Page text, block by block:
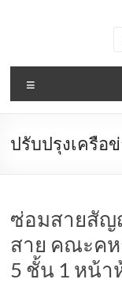
ปรับปรุงเครือ
ซ่อมสายสัญ
สาย คณะคห
5 ชั้น 1 หน้า